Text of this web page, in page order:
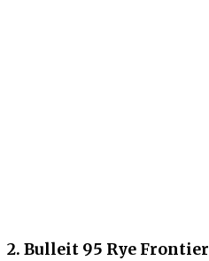
2. Bulleit 95 Rye Frontier